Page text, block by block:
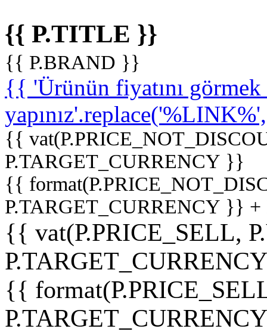
{{ P.TITLE }}
{{ P.BRAND }}
{{ 'Ürünün fiyatını
{{
P.TARGET_CURRENCY }}
{{
P.TARGET_CURRENCY }}
{{ vat(P.PRICE_SELL,
{{